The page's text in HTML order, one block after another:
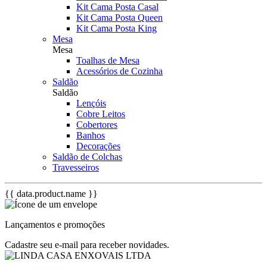
Kit Cama Posta Casal
Kit Cama Posta Queen
Kit Cama Posta King
Mesa
Mesa
Toalhas de Mesa
Acessórios de Cozinha
Saldão
Saldão
Lençóis
Cobre Leitos
Cobertores
Banhos
Decorações
Saldão de Colchas
Travesseiros
{{ data.product.name }}
Lançamentos e promoções
Cadastre seu e-mail para receber novidades.